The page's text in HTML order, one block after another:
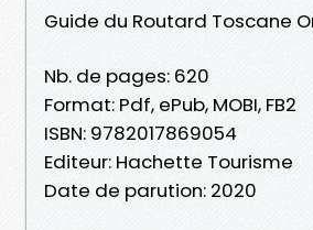
Guide du Routard Toscane
Nb. de pages: 620
Format: Pdf, ePub, MOBI, FB2
ISBN: 9782017869054
Editeur: Hachette Tourisme
Date de parution: 2020